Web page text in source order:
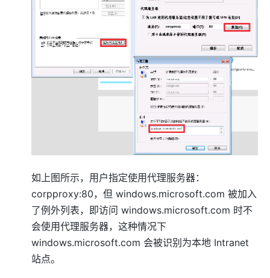
如上图所示，用户指定使用代理服务器：
corpproxy:80，但 windows.microsoft.com 被加入
了例外列表，即访问 windows.microsoft.com 时不
会使用代理服务器，这种情况下
windows.microsoft.com 会被识别为本地 Intranet
站点。